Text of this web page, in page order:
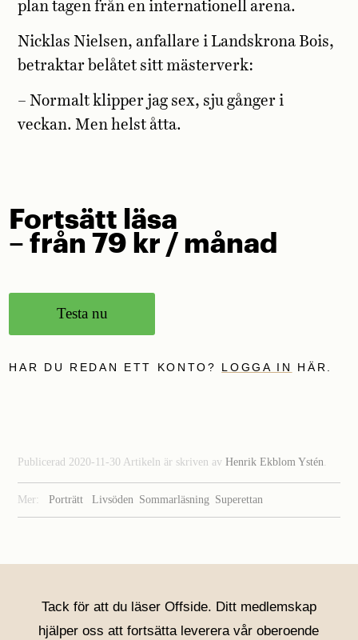
plan tagen från en internationell arena.
Nicklas Nielsen, anfallare i Landskrona Bois,
betraktar belåtet sitt mästerverk:
– Normalt klipper jag sex, sju gånger i
veckan. Men helst åtta.
Fortsätt läsa
– från 79 kr / månad
Testa nu
HAR DU REDAN ETT KONTO? LOGGA IN HÄR.
Publicerad 2020-11-30 Artikeln är skriven avHenrik Ekblom Ystén
Mer: Porträtt Livsöden Sommarläsning Superettan
Tack för att du läser Offside. Ditt medlemskap
hjälper oss att fortsätta leverera vår oberoende